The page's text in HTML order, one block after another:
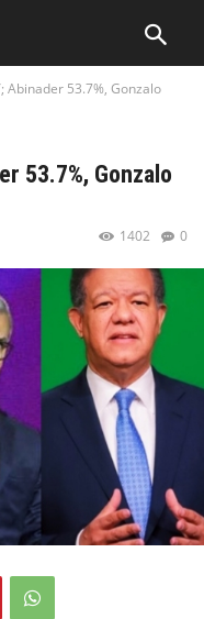
Abinader 53.7%, Gonzalo
53.7%, Gonzalo
0
1402